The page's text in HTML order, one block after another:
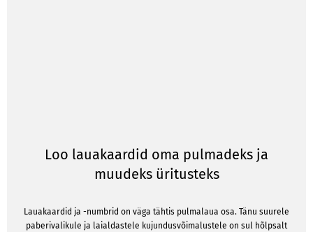
Loo lauakaardid oma pulmadeks ja
muudeks üritusteks
Lauakaardid ja -numbrid on väga tähtis pulmalaua osa. Tänu suurele
paberivalikule ja laialdastele kujundusvõimalustele on sul hõlpsalt